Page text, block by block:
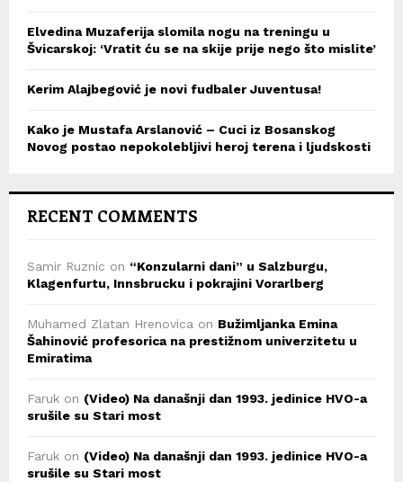
Elvedina Muzaferija slomila nogu na treningu u
Švicarskoj: ‘Vratit ću se na skije prije nego što mislite’
Kerim Alajbegović je novi fudbaler Juventusa!
Kako je Mustafa Arslanović – Cuci iz Bosanskog
Novog postao nepokolebljivi heroj terena i ljudskosti
RECENT COMMENTS
Samir Ruznic on “Konzularni dani” u Salzburgu,
Klagenfurtu, Innsbrucku i pokrajini Vorarlberg
Muhamed Zlatan Hrenovica on Bužimljanka Emina
Šahinović profesorica na prestižnom univerzitetu u
Emiratima
Faruk on (Video) Na današnji dan 1993. jedinice HVO-a
srušile su Stari most
Faruk on (Video) Na današnji dan 1993. jedinice HVO-a
srušile su Stari most